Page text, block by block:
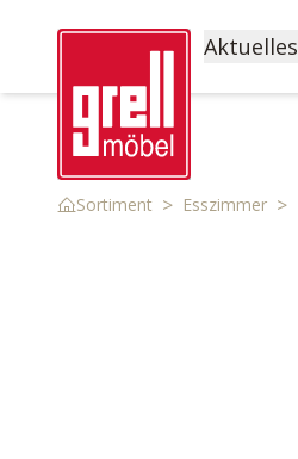
Aktuelles
Sortiment > Esszimmer >